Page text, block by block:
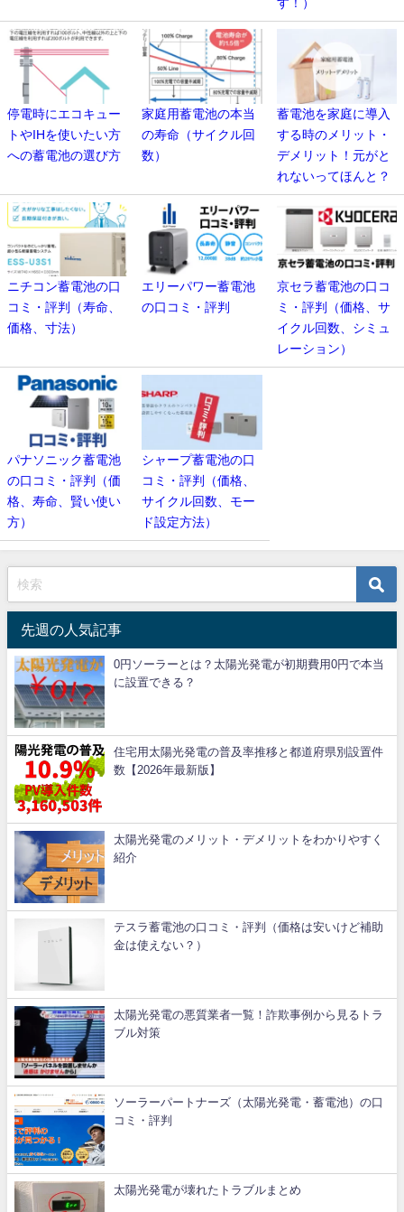
す！）
停電時にエコキュー
トやIHを使いたい方
への蓄電池の選び方
家庭用蓄電池の本当
の寿命（サイクル回
数）
蓄電池を家庭に導入
する時のメリット・
デメリット！元がと
れないってほんと？
ニチコン蓄電池の口
コミ・評判（寿命、
価格、寸法）
エリーパワー蓄電池
の口コミ・評判
京セラ蓄電池の口コ
ミ・評判（価格、サ
イクル回数、シミュ
レーション）
パナソニック蓄電池
の口コミ・評判（価
格、寿命、賢い使い
方）
シャープ蓄電池の口
コミ・評判（価格、
サイクル回数、モー
ド設定方法）
先週の人気記事
0円ソーラーとは？太陽光発電が初期費用0円で本当
に設置できる？
住宅用太陽光発電の普及率推移と都道府県別設置件
数【2026年最新版】
太陽光発電のメリット・デメリットをわかりやすく
紹介
テスラ蓄電池の口コミ・評判（価格は安いけど補助
金は使えない？）
太陽光発電の悪質業者一覧！詐欺事例から見るトラ
ブル対策
ソーラーパートナーズ（太陽光発電・蓄電池）の口
コミ・評判
太陽光発電が壊れたトラブルまとめ